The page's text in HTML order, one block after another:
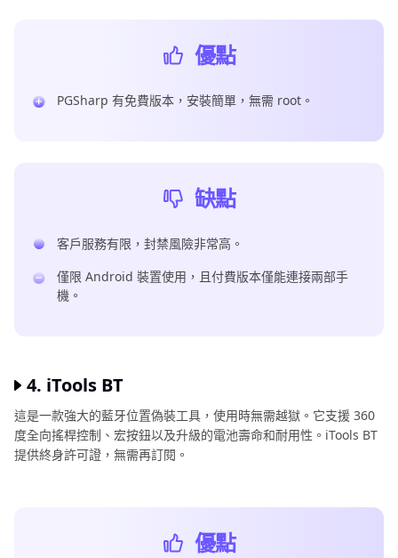
優點
PGSharp 有免費版本，安裝簡單，無需 root。
缺點
客戶服務有限，封禁風險非常高。
僅限 Android 裝置使用，且付費版本僅能連接兩部手
機。
4. iTools BT
這是一款強大的藍牙位置偽裝工具，使用時無需越獄。它支援 360
度全向搖桿控制、宏按鈕以及升級的電池壽命和耐用性。iTools BT
提供終身許可證，無需再訂閱。
優點